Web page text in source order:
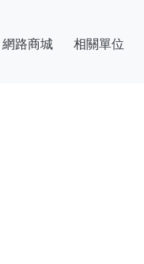
網路商城 相關單位